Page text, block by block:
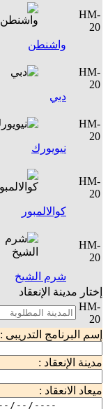
HM-
20
واشنطن
HM-
20
دبي
HM-
20
نيويورك
HM-
20
كوالالمبور
HM-
20
شرم الشيخ
إختار مدينة الإنعقاد
HM-
20
إسم البرنامج التدريبى :
مدينة الإنعقاد :
ميعاد الانعقاد :